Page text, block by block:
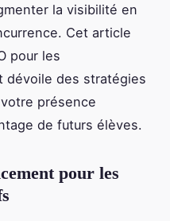
la visibilité en
Cet article
pour les
dévoile des stratégies
présence
de futurs élèves.
pour les